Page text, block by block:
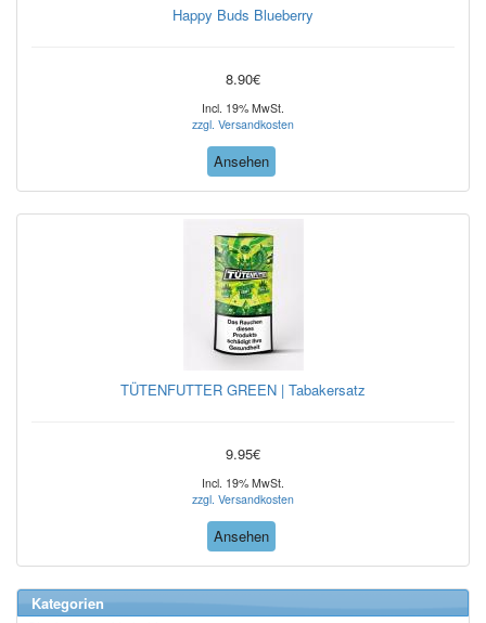
Happy Buds Blueberry
8.90€
Incl. 19% MwSt.
zzgl. Versandkosten
Ansehen
TÜTENFUTTER GREEN | Tabakersatz
9.95€
Incl. 19% MwSt.
zzgl. Versandkosten
Ansehen
Kategorien